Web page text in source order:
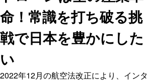
命！常識を打ち破る挑
戦で日本を豊かにした
い
2022年12月の航空法改正により、インタ